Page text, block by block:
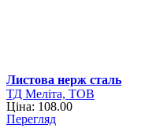
Листова нерж сталь
ТД Меліта, ТОВ
Ціна: 108.00
Перегляд